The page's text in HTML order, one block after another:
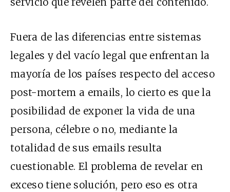
Fuera de las diferencias entre sistemas
legales y del vacío legal que enfrentan la
mayoría de los países respecto del acceso
post-mortem a emails, lo cierto es que la
posibilidad de exponer la vida de una
persona, célebre o no, mediante la
totalidad de sus emails resulta
cuestionable. El problema de revelar en
exceso tiene solución, pero eso es otra